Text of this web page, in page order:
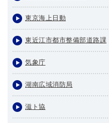
東京海上日動
東近江市都市整備部道路課
気象庁
湖南広域消防局
滋ト協